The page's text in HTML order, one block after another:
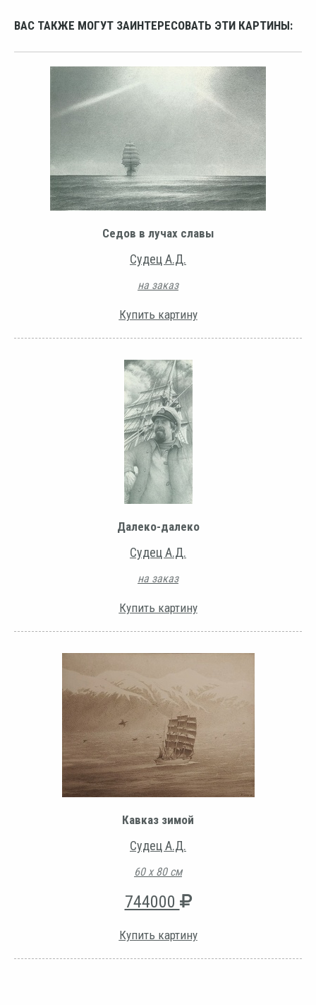
ВАС ТАКЖЕ МОГУТ ЗАИНТЕРЕСОВАТЬ ЭТИ КАРТИНЫ:
Седов в лучах славы
Судец А.Д.
на заказ
Купить картину
Далеко-далеко
Судец А.Д.
на заказ
Купить картину
Кавказ зимой
Судец А.Д.
60 х 80 см
744000
Купить картину